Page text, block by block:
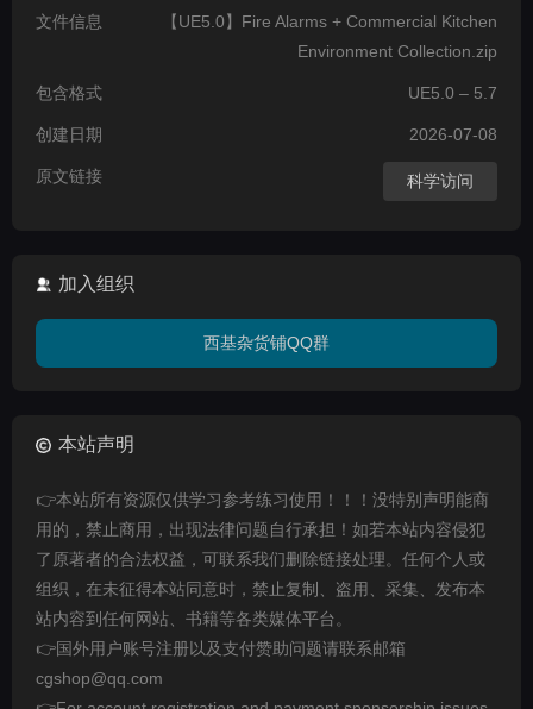
文件信息
【UE5.0】Fire Alarms + Commercial Kitchen
Environment Collection.zip
包含格式 UE5.0 – 5.7
创建日期 2026-07-08
原文链接 科学访问
加入组织
西基杂货铺QQ群
本站声明
👉本站所有资源仅供学习参考练习使用！！！没特别声明能商
用的，禁止商用，出现法律问题自行承担！如若本站内容侵犯
了原著者的合法权益，可联系我们删除链接处理。任何个人或
组织，在未征得本站同意时，禁止复制、盗用、采集、发布本
站内容到任何网站、书籍等各类媒体平台。
👉国外用户账号注册以及支付赞助问题请联系邮箱
cgshop@qq.com